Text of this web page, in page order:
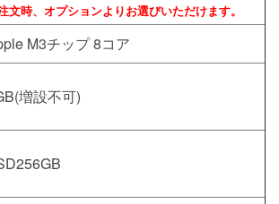
文時、オプションよりお選びいただけます。
M3チップ 8コア
増設不可)